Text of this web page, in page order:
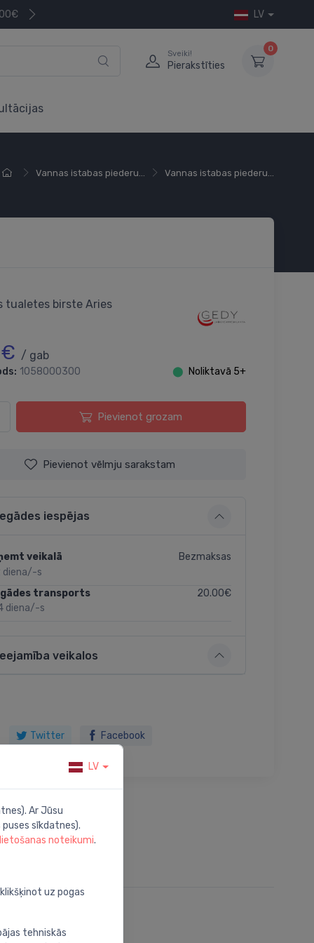
LV
Sveiki!
Pierakstīties
0
Vannas istabas piederu... Vannas istabas piederu...
tualetes birste Aries
/ gab
1058000300 ⬤ Noliktavā 5+
Pievienot grozam
Pievienot vēlmju sarakstam
iespējas
veikalā
diena/-s
Bezmaksas
transports
diena/-s
20.00€
veikalos
Twitter Facebook
LV
Ar Jūsu
sīkdatnes).
noteikumi.
uz pogas
tehniskās